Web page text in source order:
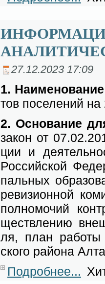
27.12.2023 17:09
1.
тов по­се­ле­ний на
2. Ос­но­ва­ние
за­кон от
ции и
Рос­сий­ской
паль­ных
ре­ви­зи­он­ной
пол­но­мо­чий
ществ­ле­нию
ля, план ра­бо­ты
ско­го рай­о­на
Подробнее...